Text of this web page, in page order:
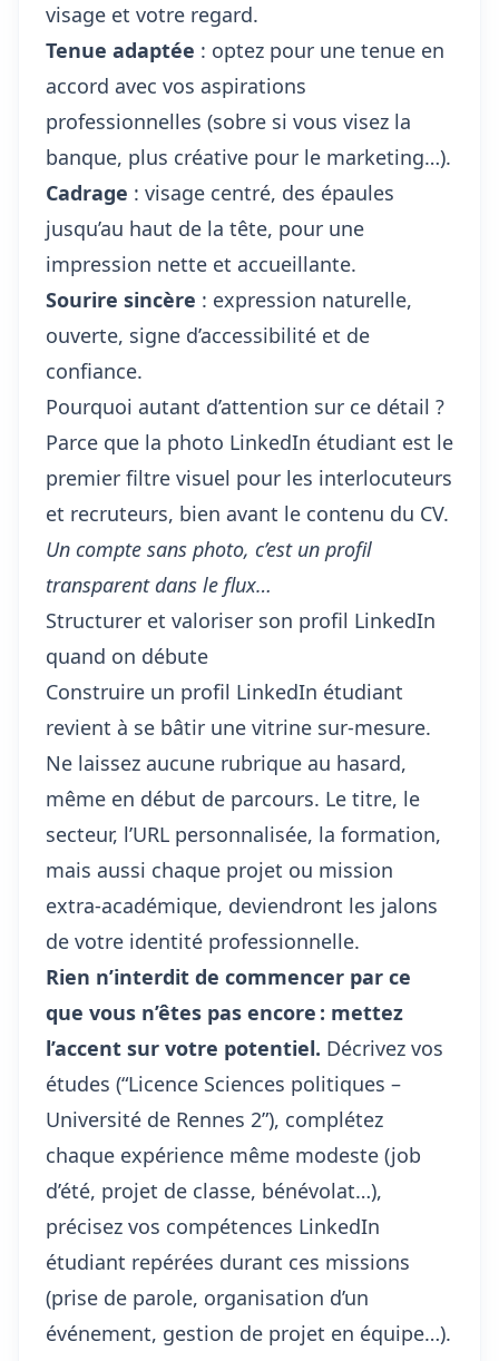
visage et votre regard.
Tenue adaptée : optez pour une tenue en
accord avec vos aspirations
professionnelles (sobre si vous visez la
banque, plus créative pour le marketing…).
Cadrage : visage centré, des épaules
jusqu’au haut de la tête, pour une
impression nette et accueillante.
Sourire sincère : expression naturelle,
ouverte, signe d’accessibilité et de
confiance.
Pourquoi autant d’attention sur ce détail ?
Parce que la photo LinkedIn étudiant est le
premier filtre visuel pour les interlocuteurs
et recruteurs, bien avant le contenu du CV.
Un compte sans photo, c’est un profil
transparent dans le flux…
Structurer et valoriser son profil LinkedIn
quand on débute
Construire un profil LinkedIn étudiant
revient à se bâtir une vitrine sur-mesure.
Ne laissez aucune rubrique au hasard,
même en début de parcours. Le titre, le
secteur, l’URL personnalisée, la formation,
mais aussi chaque projet ou mission
extra-académique, deviendront les jalons
de votre identité professionnelle.
Rien n’interdit de commencer par ce
que vous n’êtes pas encore : mettez
l’accent sur votre potentiel. Décrivez vos
études (“Licence Sciences politiques –
Université de Rennes 2”), complétez
chaque expérience même modeste (job
d’été, projet de classe, bénévolat…),
précisez vos compétences LinkedIn
étudiant repérées durant ces missions
(prise de parole, organisation d’un
événement, gestion de projet en équipe…).